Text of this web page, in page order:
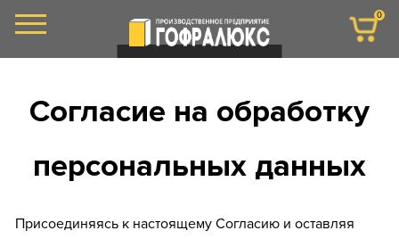
Согласие на обработку
персональных данных
Присоединяясь к настоящему Согласию и оставляя